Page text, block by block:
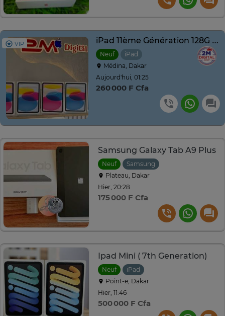
VIP iPad 11ème Génération 128G 2025 Pink Neuf
Neuf
iPad
Médina, Dakar
Aujourd'hui, 01:25
260 000 F Cfa
Samsung Galaxy Tab A9 Plus
Neuf
Samsung
Plateau, Dakar
Hier, 20:28
175 000 F Cfa
Ipad Mini ( 7th Generation)
Neuf
iPad
Point-e, Dakar
Hier, 11:46
500 000 F Cfa